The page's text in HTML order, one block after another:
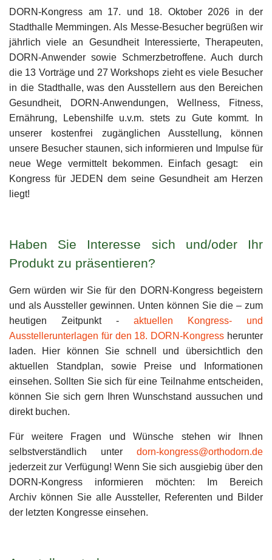
DORN-Kongress am 17. und 18. Oktober 2026 in der
Stadthalle Memmingen.Als Messe-Besucher begrüßen wir
jährlich viele an Gesundheit Interessierte, Therapeuten,
DORN-Anwender sowie Schmerzbetroffene. Auch durch
die 13 Vorträge und 27 Workshops zieht es viele Besucher
in die Stadthalle, was den Ausstellern aus den Bereichen
Gesundheit, DORN-Anwendungen, Wellness, Fitness,
Ernährung, Lebenshilfe u.v.m. stets zu Gute kommt. In
unserer kostenfrei zugänglichen Ausstellung, können
unsere Besucher staunen, sich informieren und Impulse für
neue Wege vermittelt bekommen. Einfach gesagt: ein
Kongress für JEDEN dem seine Gesundheit am Herzen
liegt!
Haben Sie Interesse sich und/oder Ihr
Produkt zu präsentieren?
Gern würden wir Sie für den DORN-Kongress begeistern
und als Aussteller gewinnen. Unten können Sie die – zum
heutigen Zeitpunkt - aktuellen Kongress- und
Ausstellerunterlagen für den 18. DORN-Kongress herunter
laden. Hier können Sie schnell und übersichtlich den
aktuellen Standplan, sowie Preise und Informationen
einsehen. Sollten Sie sich für eine Teilnahme entscheiden,
können Sie sich gern Ihren Wunschstand aussuchen und
direkt buchen.
Für weitere Fragen und Wünsche stehen wir Ihnen
selbstverständlich unter dorn-kongress@orthodorn.de
jederzeit zur Verfügung! Wenn Sie sich ausgiebig über den
DORN-Kongress informieren möchten: Im Bereich
Archiv können Sie alle Aussteller, Referenten und Bilder
der letzten Kongresse einsehen.